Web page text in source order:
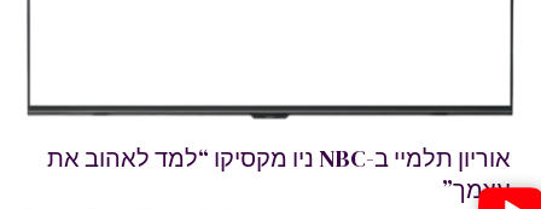
אוריון תלמיי ב-NBC ניו מקסיקו “למד לאהוב את